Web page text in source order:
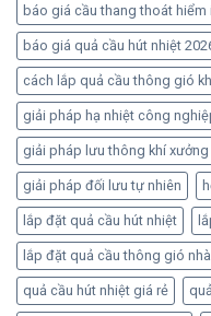
báo giá cầu thang thoát hiểm
báo giá quả cầu hút nhiệt
cách lắp quả cầu thông gió
giải pháp hạ nhiệt công
giải pháp lưu thông khí xưởng
giải pháp đối lưu tự nhiên
lắp đặt quả cầu hút nhiệt
lắp đặt quả cầu thông gió
quả cầu hút nhiệt giá rẻ